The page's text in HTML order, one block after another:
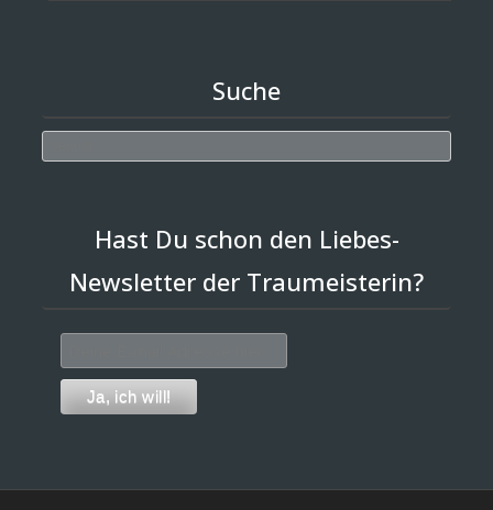
Suche
Hast Du schon den Liebes-
Newsletter der Traumeisterin?